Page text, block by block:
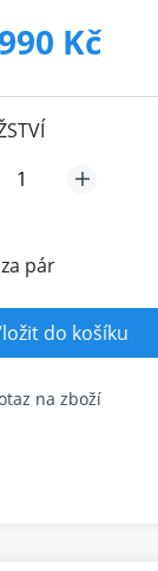
Kč
pár
do košíku
na zboží